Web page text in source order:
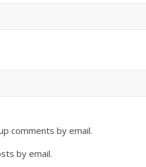
comments by email.
by email.